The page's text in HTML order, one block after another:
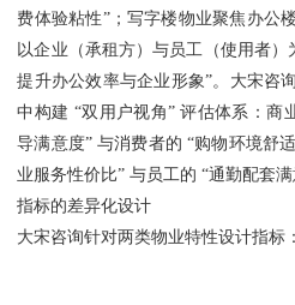
费体验粘性”；写字楼物业聚焦办公
以企业（承租方）与员工（使用者）
提升办公效率与企业形象”。大宋咨
中构建 “双用户视角” 评估体系：商
导满意度” 与消费者的 “购物环境舒
业服务性价比” 与员工的 “通勤配套满
指标的差异化设计
大宋咨询针对两类物业特性设计指标：